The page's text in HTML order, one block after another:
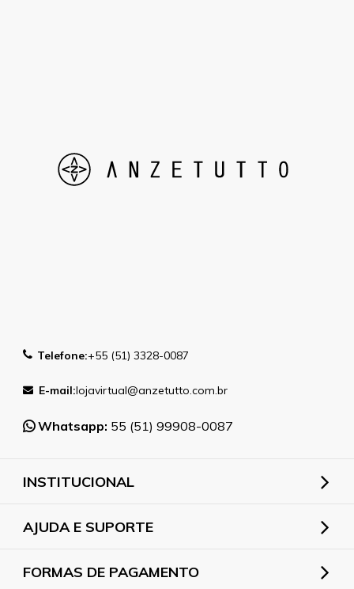
Telefone:+55 (51) 3328-0087
E-mail:lojavirtual@anzetutto.com.br
Whatsapp: 55 (51) 99908-0087
INSTITUCIONAL
AJUDA E SUPORTE
FORMAS DE PAGAMENTO